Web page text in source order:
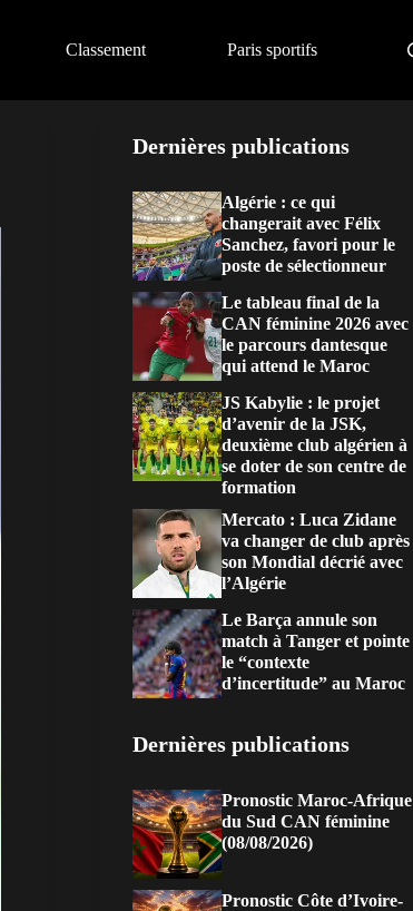
Classement Paris sportifs
Dernières publications
Algérie : ce qui
changerait avec Félix
Sanchez, favori pour le
poste de sélectionneur
Le tableau final de la
CAN féminine 2026 avec
le parcours dantesque
qui attend le Maroc
JS Kabylie : le projet
d’avenir de la JSK,
deuxième club algérien à
se doter de son centre de
formation
Mercato : Luca Zidane
va changer de club après
son Mondial décrié avec
l’Algérie
Le Barça annule son
match à Tanger et pointe
le “contexte
d’incertitude” au Maroc
Dernières publications
Pronostic Maroc-Afrique
du Sud CAN féminine
(08/08/2026)
Pronostic Côte d’Ivoire-